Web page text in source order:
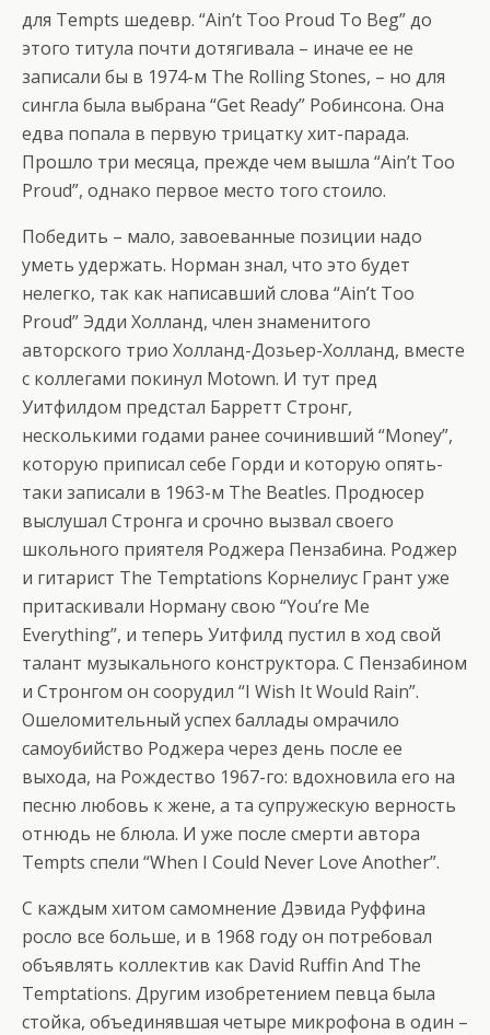
для Tempts шедевр. “Ain’t Too Proud To Beg” до
этого титула почти дотягивала – иначе ее не
записали бы в 1974-м The Rolling Stones, – но для
сингла была выбрана “Get Ready” Робинсона. Она
едва попала в первую трицатку хит-парада.
Прошло три месяца, прежде чем вышла “Ain’t Too
Proud”, однако первое место того стоило.
Победить – мало, завоеванные позиции надо
уметь удержать. Норман знал, что это будет
нелегко, так как написавший слова “Ain’t Too
Proud” Эдди Холланд, член знаменитого
авторского трио Холланд-Дозьер-Холланд, вместе
с коллегами покинул Motown. И тут пред
Уитфилдом предстал Барретт Стронг,
несколькими годами ранее сочинивший “Money”,
которую приписал себе Горди и которую опять-
таки записали в 1963-м The Beatles. Продюсер
выслушал Стронга и срочно вызвал своего
школьного приятеля Роджера Пензабина. Роджер
и гитарист The Temptations Корнелиус Грант уже
притаскивали Норману свою “You’re Me
Everything”, и теперь Уитфилд пустил в ход свой
талант музыкального конструктора. С Пензабином
и Стронгом он соорудил “I Wish It Would Rain”.
Ошеломительный успех баллады омрачило
самоубийство Роджера через день после ее
выхода, на Рождество 1967-го: вдохновила его на
песню любовь к жене, а та супружескую верность
отнюдь не блюла. И уже после смерти автора
Tempts спели “When I Could Never Love Another”.
С каждым хитом самомнение Дэвида Руффина
росло все больше, и в 1968 году он потребовал
объявлять коллектив как David Ruffin And The
Temptations. Другим изобретением певца была
стойка, объединявшая четыре микрофона в один –